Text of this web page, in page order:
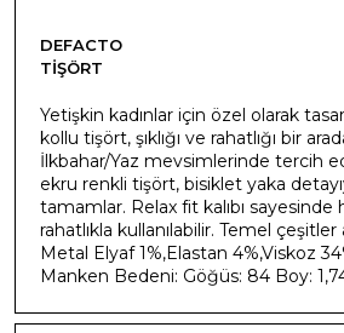
DEFACTO
TIŞÖRT
Yetişkin kadınlar için özel olarak
kollu tişört, şıklığı ve rahatlığı bir
İlkbahar/Yaz mevsimlerinde tercih
ekru renkli tişört, bisiklet yaka
tamamlar. Relax fit kalıbı
rahatlıkla kullanılabilir. Temel çeşitler
Metal Elyaf 1%,Elastan 4%,Viskoz
Manken Bedeni: Göğüs: 84 Boy: